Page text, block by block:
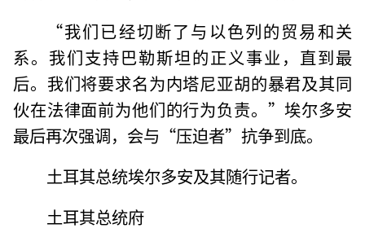
“我们已经切断了与以色列的贸易和关
系。我们支持巴勒斯坦的正义事业，直到最
后。我们将要求名为内塔尼亚胡的暴君及其同
伙在法律面前为他们的行为负责。”埃尔多安
最后再次强调，会与“压迫者”抗争到底。
土耳其总统埃尔多安及其随行记者。
土耳其总统府